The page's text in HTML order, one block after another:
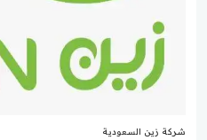
شركة زين السعودية